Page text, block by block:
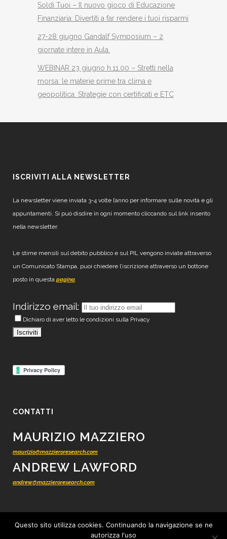
Soldi Tuoi – Il nuovo gioco di Educazione
Finanziaria: Divertiti a far rendere i tuoi risparmi
27-28 giugno Gandalf Symposium – 2
giornate intere in Aula.
WEBINAR 23 giugno h.11.00 – Stretti nella
morsa: le materie prime tra clima e
geopolitica. Strategie con certificati e ETC
ISCRIVITI ALLA NEWSLETTER
La newsletter viene inviata 3-4 volte l’anno per informare sulle novità e gli
appuntamenti. Si può disdire in ogni momento cliccando sul link inserito
nella newsletter.
Le stime mensili sul debito pubblico e sul PIL vengono inviate attraverso
un Comunicato Stampa, puoi chiedere l’iscrizione attraverso un bottone
posto in questa pagina.
Indirizzo email:
Dichiaro di aver letto le condizioni sulla Privacy
CONTATTI
MAURIZIO MAZZIERO
maurizio@mazzieroresearch.com
ANDREW LAWFORD
andrew@mazzieroresearch.com
© 2012 - 2026 Mazziero Research - Ricerca finanziaria indipendente -
Questo sito utilizza cookies. Continuando la navigazione se ne
autorizza l'uso